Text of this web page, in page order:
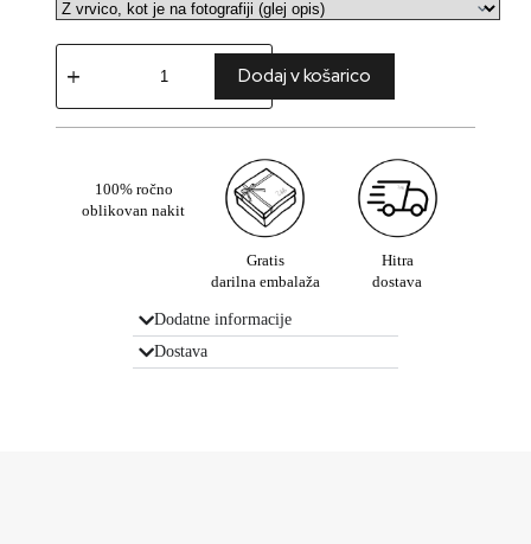
Dodaj v košarico
100% ročno
oblikovan nakit
Gratis
darilna embalaža
Hitra
dostava
Dodatne informacije
Dostava